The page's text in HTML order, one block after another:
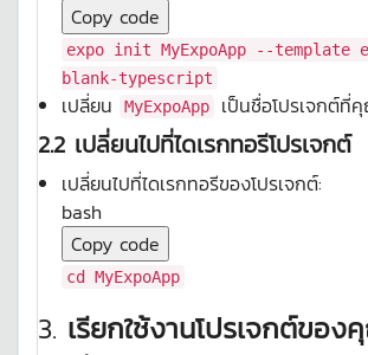
Copy code
expo init MyExpoApp --template
blank-typescript
เปลี่ยน MyExpoApp เป็นชื่อโปรเจกต์ที่
2.2 เปลี่ยนไปที่ไดเรกทอรีโปรเจกต์
เปลี่ยนไปที่ไดเรกทอรีของโปรเจกต์:
bash
Copy code
cd MyExpoApp
3. เรียกใช้งานโปรเจกต์ขอ